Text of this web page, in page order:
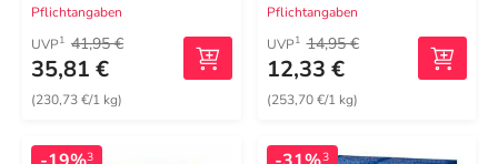
Pflichtangaben
UVP1 41,95 €
35,81 €
(230,73 €/1 kg)
Pflichtangaben
UVP1 14,95 €
12,33 €
(253,70 €/1 kg)
3 3